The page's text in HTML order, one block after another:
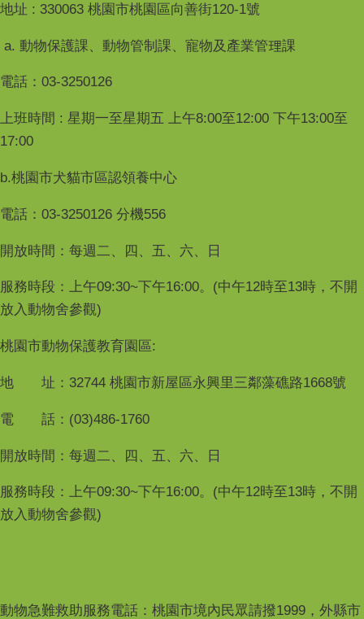
地址 : 330063 桃園市桃園區向善街120-1號
a. 動物保護課、動物管制課、寵物及產業管理課
電話：03-3250126
上班時間 : 星期一至星期五 上午8:00至12:00 下午13:00至
17:00
b.桃園市犬貓市區認領養中心
電話：03-3250126 分機556
開放時間：每週二、四、五、六、日
服務時段：上午09:30~下午16:00。(中午12時至13時，不開
放入動物舍參觀)
桃園市動物保護教育園區:
地 址：32744 桃園市新屋區永興里三鄰藻礁路1668號
電 話：(03)486-1760
開放時間：每週二、四、五、六、日
服務時段：上午09:30~下午16:00。(中午12時至13時，不開
放入動物舍參觀)
動物急難救助服務電話：桃園市境內民眾請撥1999，外縣市